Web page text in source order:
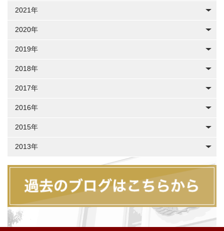
2021年
2020年
2019年
2018年
2017年
2016年
2015年
2013年